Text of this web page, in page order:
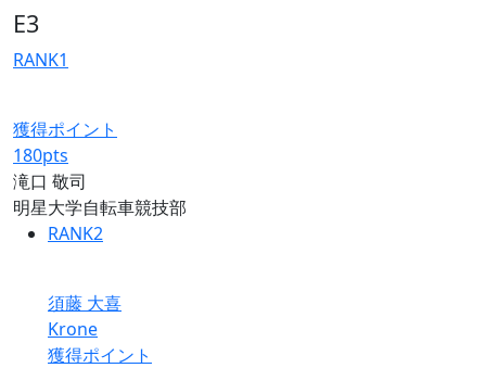
E3
RANK1
獲得ポイント
180pts
滝口 敬司
明星大学自転車競技部
RANK2
須藤 大喜
Krone
獲得ポイント